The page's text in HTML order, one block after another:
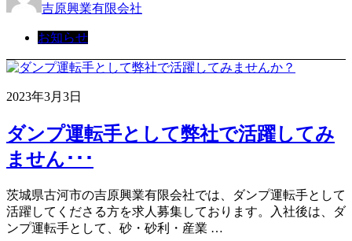
吉原興業有限会社
お知らせ
2023年3月3日
ダンプ運転手として弊社で活躍してみ
ません･･･
茨城県古河市の吉原興業有限会社では、ダンプ運転手として
活躍してくださる方を求人募集しております。入社後は、ダ
ンプ運転手として、砂・砂利・産業 …